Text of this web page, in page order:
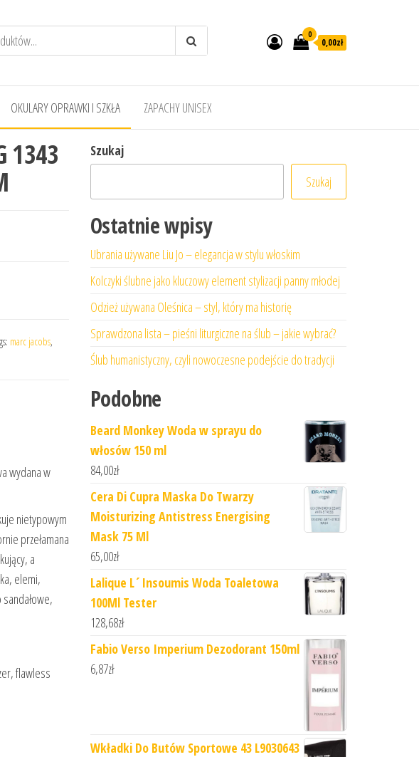
0
0,00zł
OKULARY OPRAWKI I SZKŁA ZAPACHY UNISEX
1343
marc jacobs,
wydana w
nietypowym
przełamana
a
elemi,
flawless
Szukaj
Szukaj
Ostatnie wpisy
Ubrania używane Liu Jo – elegancja w stylu włoskim
Kolczyki ślubne jako kluczowy element stylizacji panny młodej
Odzież używana Oleśnica – styl, który ma historię
Sprawdzona lista – pieśni liturgiczne na ślub – jakie wybrać?
Ślub humanistyczny, czyli nowoczesne podejście do tradycji
Podobne
Beard Monkey Woda w sprayu do
włosów 150 ml
84,00zł
Cera Di Cupra Maska Do Twarzy
Moisturizing Antistress Energising
Mask 75 Ml
65,00zł
Lalique L´Insoumis Woda Toaletowa
100Ml Tester
128,68zł
Fabio Verso Imperium Dezodorant 150ml
6,87zł
Wkładki Do Butów Sportowe 43 L9030643